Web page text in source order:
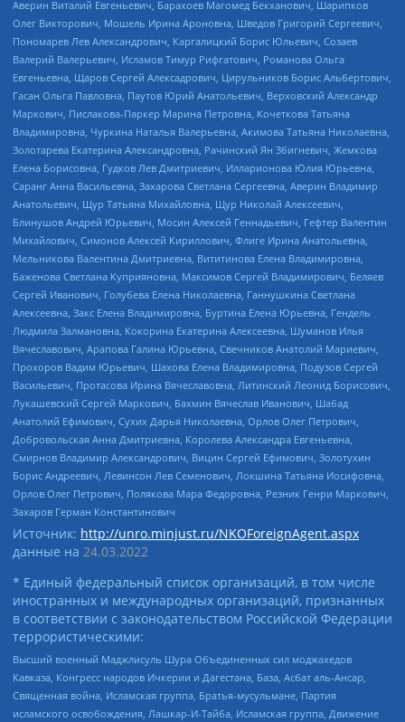
Аверин Виталий Евгеньевич, Барахоев Магомед Бекханович, Шарипков
Олег Викторович, Мошель Ирина Ароновна, Шведов Григорий Сергеевич,
Пономарев Лев Александрович, Каргалицкий Борис Юльевич, Созаев
Валерий Валерьевич, Исламов Тимур Рифгатович, Романова Ольга
Евгеньевна, Щаров Сергей Алексадрович, Цирульников Борис Альбертович,
Гасан Ольга Павловна, Паутов Юрий Анатольевич, Верховский Александр
Маркович, Пислакова-Паркер Марина Петровна, Кочеткова Татьяна
Владимировна, Чуркина Наталья Валерьевна, Акимова Татьяна Николаевна,
Золотарева Екатерина Александровна, Рачинский Ян Збигневич, Жемкова
Елена Борисовна, Гудков Лев Дмитриевич, Илларионова Юлия Юрьевна,
Саранг Анна Васильевна, Захарова Светлана Сергеевна, Аверин Владимир
Анатольевич, Щур Татьяна Михайловна, Щур Николай Алексеевич,
Блинушов Андрей Юрьевич, Мосин Алексей Геннадьевич, Гефтер Валентин
Михайлович, Симонов Алексей Кириллович, Флиге Ирина Анатольевна,
Мельникова Валентина Дмитриевна, Вититинова Елена Владимировна,
Баженова Светлана Куприяновна, Максимов Сергей Владимирович, Беляев
Сергей Иванович, Голубева Елена Николаевна, Ганнушкина Светлана
Алексеевна, Закс Елена Владимировна, Буртина Елена Юрьевна, Гендель
Людмила Залмановна, Кокорина Екатерина Алексеевна, Шуманов Илья
Вячеславович, Арапова Галина Юрьевна, Свечников Анатолий Мариевич,
Прохоров Вадим Юрьевич, Шахова Елена Владимировна, Подузов Сергей
Васильевич, Протасова Ирина Вячеславовна, Литинский Леонид Борисович,
Лукашевский Сергей Маркович, Бахмин Вячеслав Иванович, Шабад
Анатолий Ефимович, Сухих Дарья Николаевна, Орлов Олег Петрович,
Добровольская Анна Дмитриевна, Королева Александра Евгеньевна,
Смирнов Владимир Александрович, Вицин Сергей Ефимович, Золотухин
Борис Андреевич, Левинсон Лев Семенович, Локшина Татьяна Иосифовна,
Орлов Олег Петрович, Полякова Мара Федоровна, Резник Генри Маркович,
Захаров Герман Константинович
Источник: http://unro.minjust.ru/NKOForeignAgent.aspx
данные на 24.03.2022
* Единый федеральный список организаций, в том числе
иностранных и международных организаций, признанных
в соответствии с законодательством Российской Федерации
террористическими:
Высший военный Маджлисуль Шура Объединенных сил моджахедов
Кавказа, Конгресс народов Ичкерии и Дагестана, База, Асбат аль-Ансар,
Священная война, Исламская группа, Братья-мусульмане, Партия
исламского освобождения, Лашкар-И-Тайба, Исламская группа, Движение